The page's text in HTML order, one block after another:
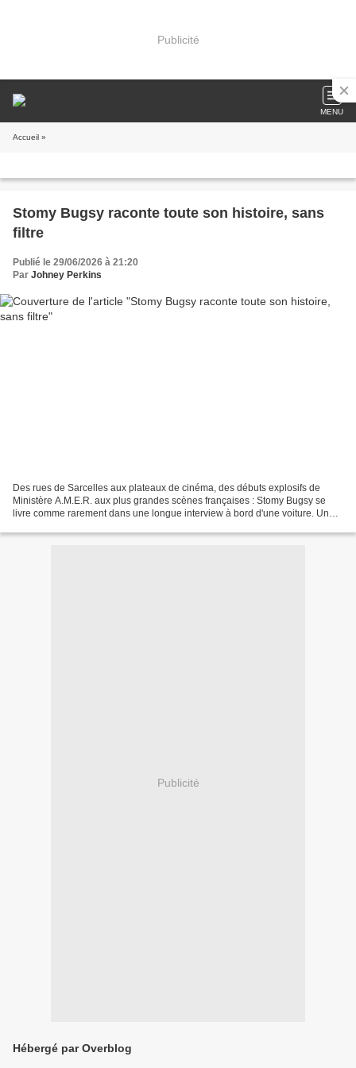
Publicité
MENU
Accueil »
Stomy Bugsy raconte toute son histoire, sans
filtre
Publié le 29/06/2026 à 21:20
Par Johney Perkins
Des rues de Sarcelles aux plateaux de cinéma, des débuts explosifs de
Ministère A.M.E.R. aux plus grandes scènes françaises : Stomy Bugsy se
livre comme rarement dans une longue interview à bord d'une voiture. Un
Publicité
Hébergé par Overblog